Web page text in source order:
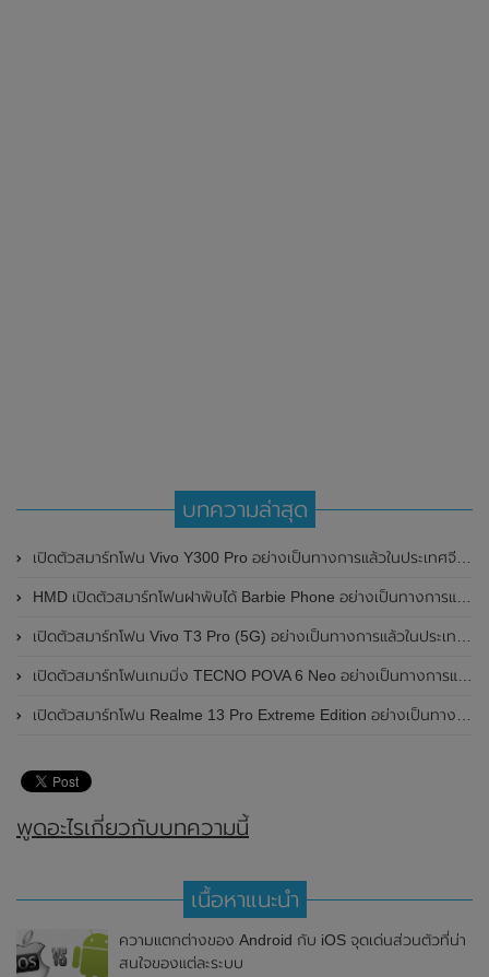
บทความล่าสุด
เปิดตัวสมาร์ทโฟน Vivo Y300 Pro อย่างเป็นทางการแล้วในประเทศจีน มาพร้อมดีไซน์พรีเมี่ยม ทนทาน และแบตเตอรี่สุดอึดขนาดใหญ่ 6,500mAh พร้อมรองรับการชาร์จไว 80W
HMD เปิดตัวสมาร์ทโฟนฝาพับได้ Barbie Phone อย่างเป็นทางการแล้ว มาพร้อมธีมสีชมพูสดใส
เปิดตัวสมาร์ทโฟน Vivo T3 Pro (5G) อย่างเป็นทางการแล้วในประเทศอินเดีย
เปิดตัวสมาร์ทโฟนเกมมิ่ง TECNO POVA 6 Neo อย่างเป็นทางการแล้วในประเทศไทย ในราคา 8,499 บาท
เปิดตัวสมาร์ทโฟน Realme 13 Pro Extreme Edition อย่างเป็นทางการแล้วในประเทศจีน
พูดอะไรเกี่ยวกับบทความนี้
เนื้อหาแนะนำ
ความแตกต่างของ Android กับ iOS จุดเด่นส่วนตัวที่น่า
สนใจของแต่ละระบบ